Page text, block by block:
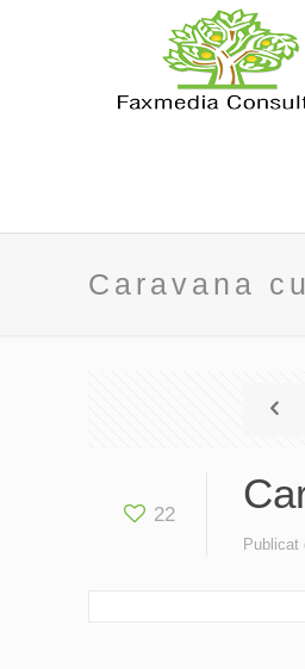
Caravana
22
Publicat